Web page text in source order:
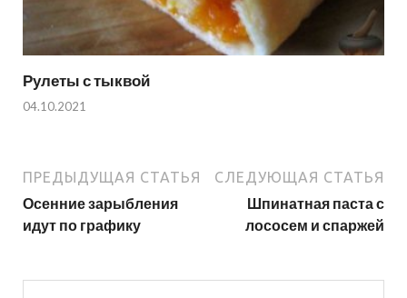
Рулеты с тыквой
04.10.2021
ПРЕДЫДУЩАЯ СТАТЬЯ
Осенние зарыбления
идут по графику
СЛЕДУЮЩАЯ СТАТЬЯ
Шпинатная паста с
лососем и спаржей